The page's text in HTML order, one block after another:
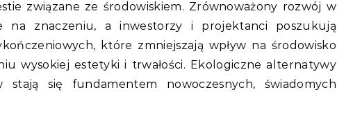
związane ze środowiskiem. Zrównoważony rozwój w
na znaczeniu, a inwestorzy i projektanci poszukują
które zmniejszają wpływ na środowisko
wysokiej estetyki i trwałości. Ekologiczne alternatywy
stają się fundamentem nowoczesnych, świadomych